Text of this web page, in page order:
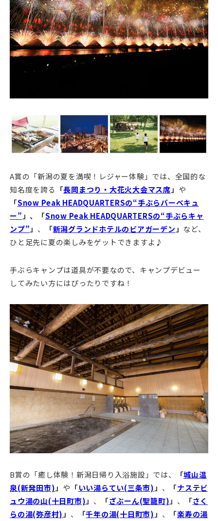
A賞の「新潟の夏を満喫！レジャー体験」では、全国的な
知名度を誇る
「長岡まつり・大花火大会マス席 」 や
「Snow Peak HEADQUARTERSの“手ぶらバーベキュ
ー” 」、「Snow Peak HEADQUARTERSの“手ぶらキャ
ンプ” 」 、 「新潟グランドホテルのビアガーデン 」 など、
ひと足先に夏の楽しみをゲットできますよ♪
手ぶらキャンプは道具が不要なので、キャンプデビュー
してみたい方にはぴったりですね！
B賞の「癒し体験！新潟日帰り入浴施設」では、 「城山温
泉(新発田市) 」 や 「いい湯らてい(三条市) 」 、 「ナステビ
ュウ湯の山(十日町市) 」 、 「ざぶーん(聖籠町) 」 、 「さく
らの湯(弥彦村) 」 、 「千年の湯(十日町市) 」 、 「楽寿の湯